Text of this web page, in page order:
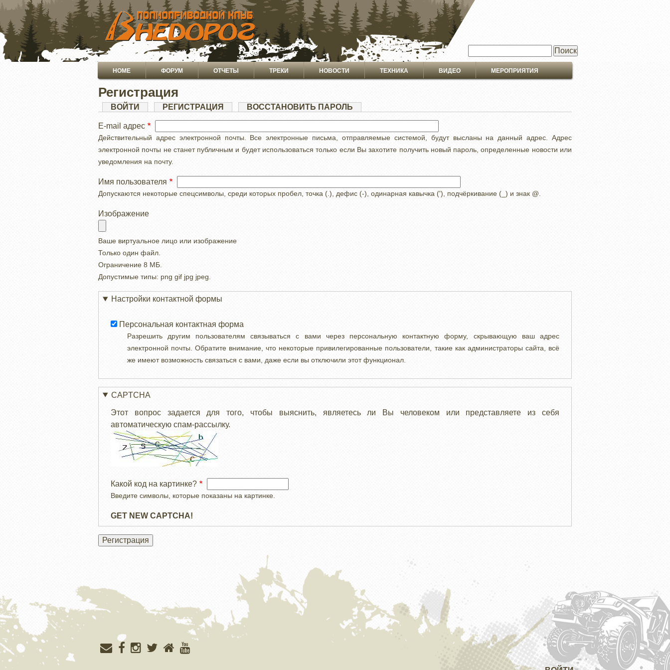
ПЕРЕЙТИ
ОСНОВНОМУ
СОДЕРЖАНИЮ
Основная
навигация
HOME ФОРУМ ОТЧЕТЫ ТРЕКИ НОВОСТИ ТЕХНИКА ВИДЕО МЕРОПРИЯТИЯ
Регистрация
Главные
вкладки
ВОЙТИ РЕГИСТРАЦИЯ
(АКТИВНАЯ
ВОССТАНОВИТЬ ПАРОЛЬ
E-mail адрес
Действительный адрес электронной почты. Все электронные письма, отправляемые системой, будут высланы на данный адрес. Адрес
электронной почты не станет публичным и будет использоваться только если Вы захотите получить новый пароль, определенные новости или
уведомления на почту.
Имя пользователя
Допускаются некоторые спецсимволы, среди которых пробел, точка (.), дефис (-), одинарная кавычка ('), подчёркивание (_) и знак @.
Изображение
Ваше виртуальное лицо или изображение
Только один файл.
Ограничение 8 МБ.
Допустимые типы: png gif jpg jpeg.
Настройки контактной формы
Персональная контактная форма
Разрешить другим пользователям связываться с вами через персональную контактную форму, скрывающую ваш адрес
электронной почты. Обратите внимание, что некоторые привилегированные пользователи, такие как администраторы сайта, всё
же имеют возможность связаться с вами, даже если вы отключили этот функционал.
CAPTCHA
Этот вопрос задается для того, чтобы выяснить, являетесь ли Вы человеком или представляете из себя
автоматическую спам-рассылку.
Какой код на картинке?
Введите символы, которые показаны на картинке.
GET NEW CAPTCHA!